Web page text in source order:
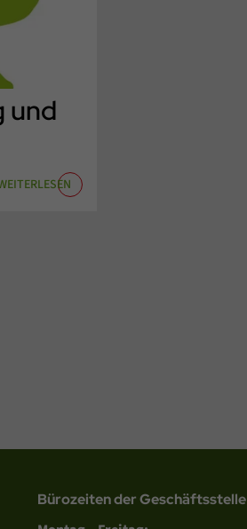
und
Bürozeiten der Geschäftsstelle